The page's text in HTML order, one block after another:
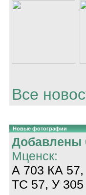
Все
Новые фотографии
Добавлены
Мценск:
А 703 КА
ТС 57, У